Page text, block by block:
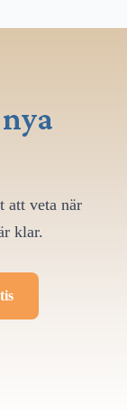
att veta när
klar.